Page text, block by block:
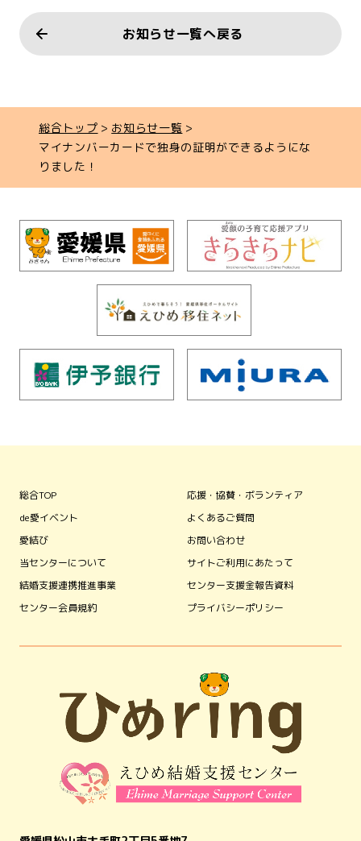
お知らせ一覧へ戻る
総合トップ
お知らせ一覧
マイナンバーカードで独身の証明ができるようにな
りました！
総合TOP
de愛イベント
愛結び
当センターについて
結婚支援連携推進事業
センター会員規約
応援・協賛・ボランティア
よくあるご質問
お問い合わせ
サイトご利用にあたって
センター支援金報告資料
プライバシーポリシー